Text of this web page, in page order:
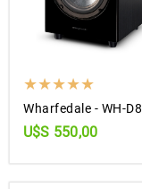
Wharfedale - WH-D8
U$S 550,00